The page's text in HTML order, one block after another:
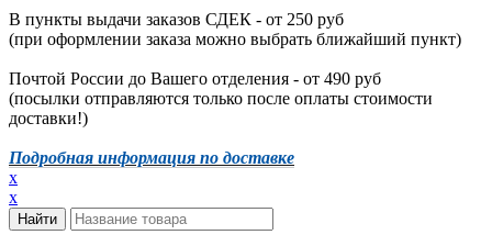
В пункты выдачи заказов СДЕК - от 250 руб
(при оформлении заказа можно выбрать ближайший пункт)
Почтой России до Вашего отделения - от 490 руб
(посылки отправляются только после оплаты стоимости
доставки!)
Подробная информация по доставке
x
x